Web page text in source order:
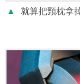
▲ 就算把頸枕拿